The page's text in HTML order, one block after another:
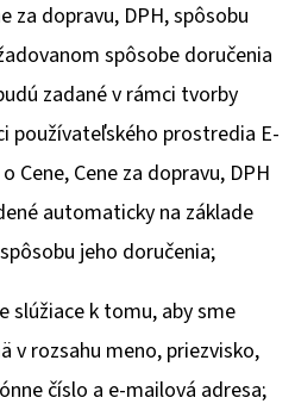
za dopravu, DPH, spôsobu
spôsobe doručenia
zadané v rámci tvorby
používateľského prostredia E-
Cene, Cene za dopravu, DPH
automaticky na základe
jeho doručenia;
slúžiace k tomu, aby sme
v rozsahu meno, priezvisko,
číslo a e-mailová adresa;